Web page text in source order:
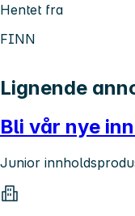
Hentet fra
FINN
Lignende
Bli vår nye
Junior